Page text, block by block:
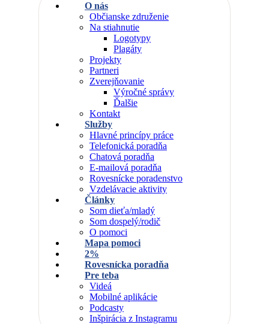
O nás
Občianske združenie
Na stiahnutie
Logotypy
Plagáty
Projekty
Partneri
Zverejňovanie
Výročné správy
Ďalšie
Kontakt
Služby
Hlavné princípy práce
Telefonická poradňa
Chatová poradňa
E-mailová poradňa
Rovesnícke poradenstvo
Vzdelávacie aktivity
Články
Som dieťa/mladý
Som dospelý/rodič
O pomoci
Mapa pomoci
2%
Rovesnícka poradňa
Pre teba
Videá
Mobilné aplikácie
Podcasty
Inšpirácia z Instagramu